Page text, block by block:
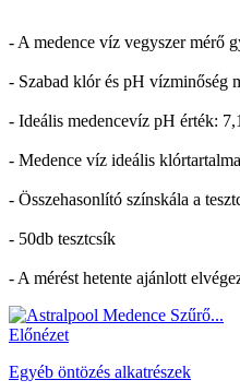
- A medence víz vegyszer mérő
- Szabad klór és pH vízminőség
- Ideális medencevíz pH érték:
- Medence víz ideális
- Összehasonlító színskála a
- 50db tesztcsík
- A mérést hetente ajánlott
Előnézet
Egyéb öntözés alkatrészek